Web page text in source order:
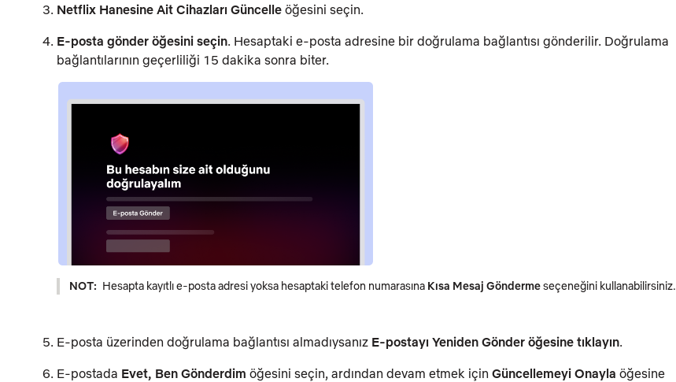
Netflix Hanesine Ait Cihazları Güncelle öğesini seçin.
E-posta gönder öğesini seçin. Hesaptaki e-posta adresine bir doğrulama bağlantısı gönderilir. Doğrulama
bağlantılarının geçerliliği 15 dakika sonra biter.
NOT: Hesapta kayıtlı e-posta adresi yoksa hesaptaki telefon numarasına Kısa Mesaj Göndermeseçeneğini kullanabilirsiniz.
E-posta üzerinden doğrulama bağlantısı almadıysanız E-postayı Yeniden Gönder öğesine tıklayın.
E-postada Evet, Ben Gönderdim öğesini seçin, ardından devam etmek için Güncellemeyi Onayla öğesine